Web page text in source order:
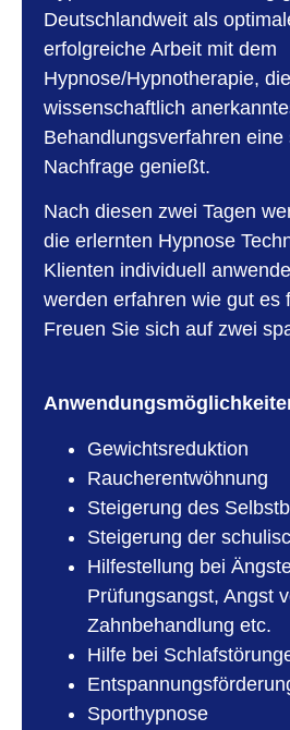
Deutschlandweit als
erfolgreiche Arbeit mit dem
Hypnose/Hypnotherapie,
wissenschaftlich
Behandlungsverfahren
Nachfrage genießt.
Nach diesen zwei Tagen
die erlernten Hypnose
Klienten individuell
werden erfahren wie gut es
Freuen Sie sich auf zwei
Gewichtsreduktion
Raucherentwöhnung
Steigerung des
Steigerung der
Hilfestellung bei
Prüfungsangst, Angst
Zahnbehandlung etc.
Hilfe bei
Sporthypnose